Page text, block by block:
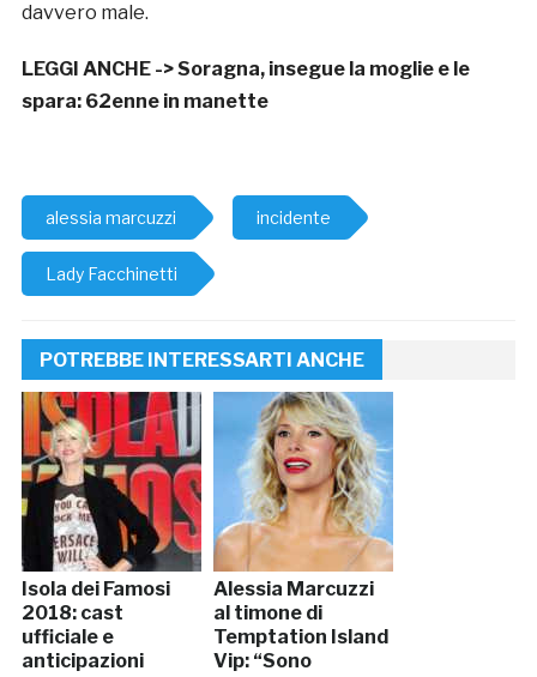
davvero male.
LEGGI ANCHE ->Soragna, insegue la moglie e le
spara: 62enne in manette
alessia marcuzzi incidente
Lady Facchinetti
POTREBBE INTERESSARTI ANCHE
Isola dei Famosi
2018: cast
ufficiale e
anticipazioni
Alessia Marcuzzi
al timone di
Temptation Island
Vip: “Sono